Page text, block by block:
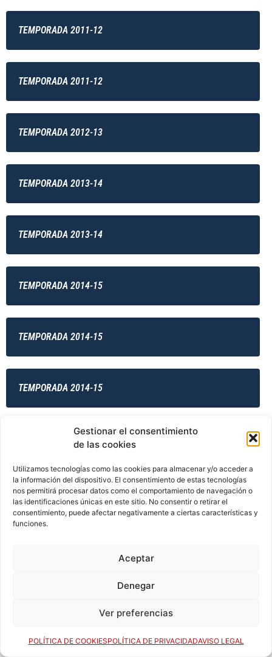
Gestionar el consentimiento
de las cookies
Utilizamos tecnologías como las cookies para almacenar y/o acceder a
la información del dispositivo. El consentimiento de estas tecnologías
nos permitirá procesar datos como el comportamiento de navegación o
las identificaciones únicas en este sitio. No consentir o retirar el
consentimiento, puede afectar negativamente a ciertas características y
funciones.
Aceptar
Denegar
Ver preferencias
POLÍTICA DE COOKIESPOLÍTICA DE PRIVACIDADAVISO LEGAL
TEMPORADA 2011-12
TEMPORADA 2011-12
TEMPORADA 2012-13
TEMPORADA 2013-14
TEMPORADA 2013-14
TEMPORADA 2014-15
TEMPORADA 2014-15
TEMPORADA 2014-15
TEMPORADA 2014-15
TEMPORADA 2014-15
TEMPORADA 2015-16